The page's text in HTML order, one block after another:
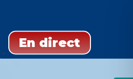
En direct